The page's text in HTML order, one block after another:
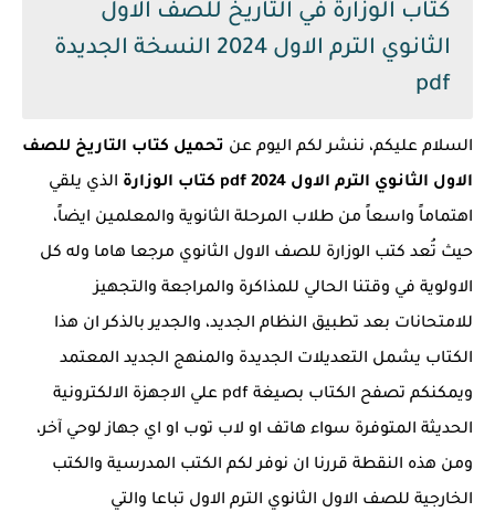
كتاب الوزارة في التاريخ للصف الاول
الثانوي الترم الاول 2024 النسخة الجديدة
pdf
السلام عليكم، ننشر لكم اليوم عن تحميل كتاب التاريخ للصف
الاول الثانوي الترم الاول 2024 pdf كتاب الوزارة
الذي يلقي
اهتماماً واسعاً من طلاب المرحلة الثانوية والمعلمين ايضاً،
حيث تُعد كتب الوزارة للصف الاول الثانوي مرجعا هاما وله كل
الاولوية في وقتنا الحالي للمذاكرة والمراجعة والتجهيز
للامتحانات بعد تطبيق النظام الجديد، والجدير بالذكر ان هذا
الكتاب يشمل التعديلات الجديدة والمنهج الجديد المعتمد
ويمكنكم تصفح الكتاب بصيغة pdf علي الاجهزة الالكترونية
الحديثة المتوفرة سواء هاتف او لاب توب او اي جهاز لوحي آخر،
ومن هذه النقطة قررنا ان نوفر لكم الكتب المدرسية والكتب
الخارجية للصف الاول الثانوي الترم الاول تباعا والتي